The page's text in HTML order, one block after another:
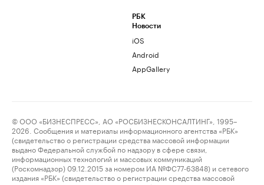
РБК
Новости
iOS
Android
AppGallery
© ООО «БИЗНЕСПРЕСС», АО «РОСБИЗНЕСКОНСАЛТИНГ», 1995–
2026. Сообщения и материалы информационного агентства «РБК»
(свидетельство о регистрации средства массовой информации
выдано Федеральной службой по надзору в сфере связи,
информационных технологий и массовых коммуникаций
(Роскомнадзор) 09.12.2015 за номером ИА №ФС77-63848) и сетевого
издания «РБК» (свидетельство о регистрации средства массовой